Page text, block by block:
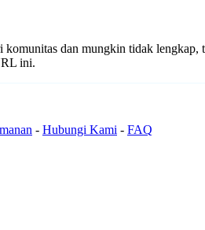
dan mungkin tidak lengkap,
ini.
- Hubungi Kami - FAQ